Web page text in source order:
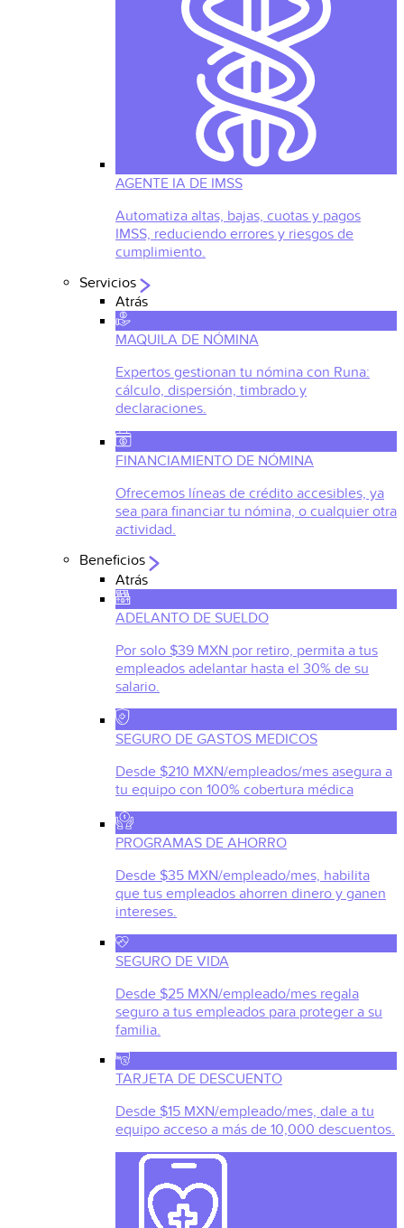
AGENTE IA DE IMSS
Automatiza altas, bajas, cuotas y pagos
IMSS, reduciendo errores y riesgos de
cumplimiento.
Servicios
Atrás
MAQUILA DE NÓMINA
Expertos gestionan tu nómina con Runa:
cálculo, dispersión, timbrado y
declaraciones.
FINANCIAMIENTO DE NÓMINA
Ofrecemos líneas de crédito accesibles, ya
sea para financiar tu nómina, o cualquier otra
actividad.
Beneficios
Atrás
ADELANTO DE SUELDO
Por solo $39 MXN por retiro, permita a tus
empleados adelantar hasta el 30% de su
salario.
SEGURO DE GASTOS MEDICOS
Desde $210 MXN/empleados/mes asegura a
tu equipo con 100% cobertura médica
PROGRAMAS DE AHORRO
Desde $35 MXN/empleado/mes, habilita
que tus empleados ahorren dinero y ganen
intereses.
SEGURO DE VIDA
Desde $25 MXN/empleado/mes regala
seguro a tus empleados para proteger a su
familia.
TARJETA DE DESCUENTO
Desde $15 MXN/empleado/mes, dale a tu
equipo acceso a más de 10,000 descuentos.